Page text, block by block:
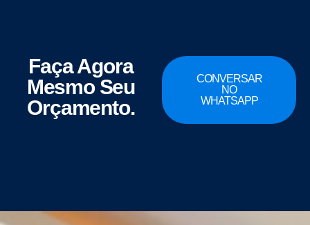
Faça Agora
Mesmo Seu
Orçamento.
CONVERSAR
NO
WHATSAPP